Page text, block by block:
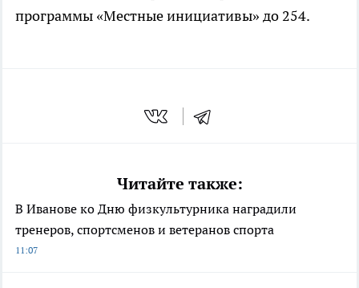
программы «Местные инициативы» до 254.
Читайте также:
В Иванове ко Дню физкультурника наградили
тренеров, спортсменов и ветеранов спорта
11:07